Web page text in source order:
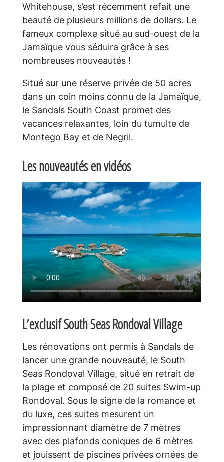
Whitehouse, s’est récemment refait une
beauté de plusieurs millions de dollars. Le
fameux complexe situé au sud-ouest de la
Jamaïque vous séduira grâce à ses
nombreuses nouveautés !
Situé sur une réserve privée de 50 acres
dans un coin moins connu de la Jamaïque,
le Sandals South Coast promet des
vacances relaxantes, loin du tumulte de
Montego Bay et de Negril.
Les nouveautés en vidéos
L’exclusifSouth Seas Rondoval Village
Les rénovations ont permis à Sandals de
lancer une grande nouveauté, le South
Seas Rondoval Village, situé en retrait de
la plage et composé de 20 suites Swim-up
Rondoval. Sous le signe de la romance et
du luxe, ces suites mesurent un
impressionnant diamètre de 7 mètres
avec des plafonds coniques de 6 mètres
et jouissent de piscines privées ornées de